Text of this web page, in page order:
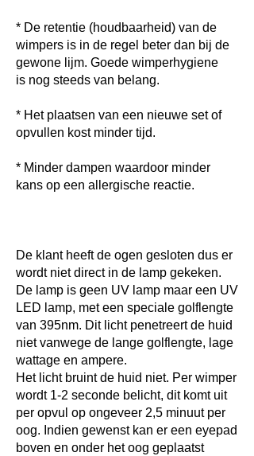
* De retentie (houdbaarheid) van de
wimpers is in de regel beter dan bij de
gewone lijm. Goede wimperhygiene
is nog steeds van belang.
* Het plaatsen van een nieuwe set of
opvullen kost minder tijd.
* Minder dampen waardoor minder
kans op een allergische reactie.
De klant heeft de ogen gesloten dus er
wordt niet direct in de lamp gekeken.
De lamp is geen UV lamp maar een UV
LED lamp, met een speciale golflengte
van 395nm. Dit licht penetreert de huid
niet vanwege de lange golflengte, lage
wattage en ampere.
Het licht bruint de huid niet. Per wimper
wordt 1-2 seconde belicht, dit komt uit
per opvul op ongeveer 2,5 minuut per
oog. Indien gewenst kan er een eyepad
boven en onder het oog geplaatst